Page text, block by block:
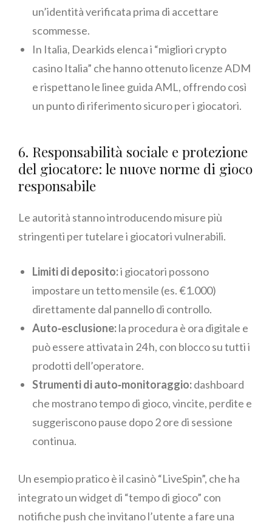
un’identità verificata prima di accettare
scommesse.
In Italia, Dearkids elenca i “migliori crypto
casino Italia” che hanno ottenuto licenze ADM
e rispettano le linee guida AML, offrendo così
un punto di riferimento sicuro per i giocatori.
6. Responsabilità sociale e protezione
del giocatore: le nuove norme di gioco
responsabile
Le autorità stanno introducendo misure più
stringenti per tutelare i giocatori vulnerabili.
Limiti di deposito:i giocatori possono
impostare un tetto mensile (es. €1.000)
direttamente dal pannello di controllo.
Auto‑esclusione:la procedura è ora digitale e
può essere attivata in 24 h, con blocco su tutti i
prodotti dell’operatore.
Strumenti di auto‑monitoraggio:dashboard
che mostrano tempo di gioco, vincite, perdite e
suggeriscono pause dopo 2 ore di sessione
continua.
Un esempio pratico è il casinò “LiveSpin”, che ha
integrato un widget di “tempo di gioco” con
notifiche push che invitano l’utente a fare una